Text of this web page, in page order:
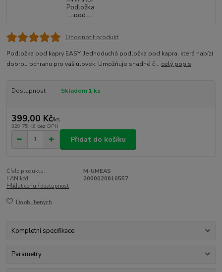
Ohodnotit produkt
Podložka pod kapry EASY. Jednoduchá podložka pod kapra, která nabízí
dobrou ochranu pro váš úlovek. Umožňuje snadné č... celý popis
Dostupnost Skladem 1 ks
399,00 Kč/ks
329,75 Kč bez DPH
Přidat do košíku
Číslo produktu:
M-UMEAS
EAN kód:
2000020810557
Hlídat cenu / dostupnost
Do oblíbených
Kompletní specifikace
Parametry